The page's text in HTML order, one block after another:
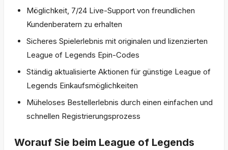
Möglichkeit, 7/24 Live-Support von freundlichen
Kundenberatern zu erhalten
Sicheres Spielerlebnis mit originalen und lizenzierten
League of Legends Epin-Codes
Ständig aktualisierte Aktionen für günstige League of
Legends Einkaufsmöglichkeiten
Müheloses Bestellerlebnis durch einen einfachen und
schnellen Registrierungsprozess
Worauf Sie beim League of Legends